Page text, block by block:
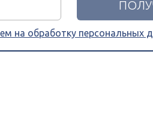
на обработку персональных